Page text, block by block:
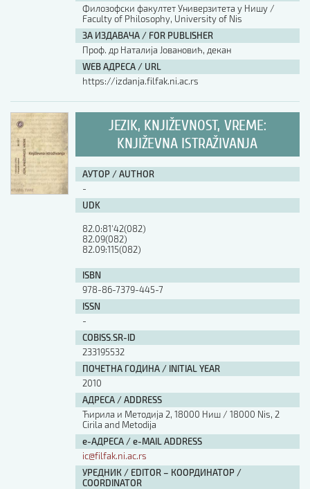
АУТОР / AUTHOR
ISBN
ISSN
Филозофски факултет Универзитета у Нишу /
Faculty of Philosophy, University of Nis
ЗА ИЗДАВАЧА / FOR PUBLISHER
Проф. др Наталија Јовановић, декан
WEB АДРЕСА / URL
https://izdanja.filfak.ni.ac.rs
JEZIK, KNJIŽEVNOST, VREME:
KNJIŽEVNA ISTRAŽIVANJA
АУТОР / AUTHOR
-
UDK
82.0:81'42(082)
82.09(082)
82.09:115(082)
ISBN
978-86-7379-445-7
ISSN
-
COBISS.SR-ID
233195532
ПОЧЕТНА ГОДИНА / INITIAL YEAR
2010
АДРЕСА / ADDRESS
Ћирила и Методија 2, 18000 Ниш / 18000 Nis, 2
Cirila and Metodija
е-АДРЕСА / e-MAIL ADDRESS
ic@filfak.ni.ac.rs
УРЕДНИК / EDITOR – КООРДИНАТОР /
COORDINATOR